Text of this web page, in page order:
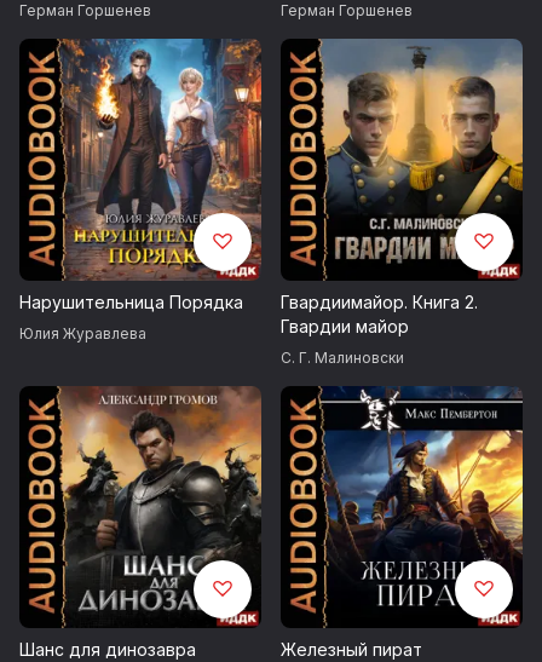
Герман Горшенев Герман Горшенев
Нарушительница Порядка
Юлия Журавлева
Гвардиимайор. Книга 2.
Гвардии майор
С. Г. Малиновски
Шанс для динозавра Железный пират